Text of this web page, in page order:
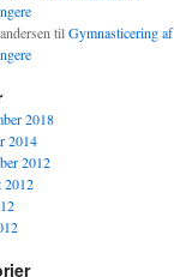
tilGymnasticering af
2018
2014
2012
2012